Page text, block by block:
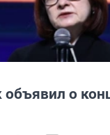
объявил о